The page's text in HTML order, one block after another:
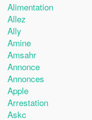
Alimentation
Allez
Ally
Amine
Amsahr
Annonce
Annonces
Apple
Arrestation
Askc